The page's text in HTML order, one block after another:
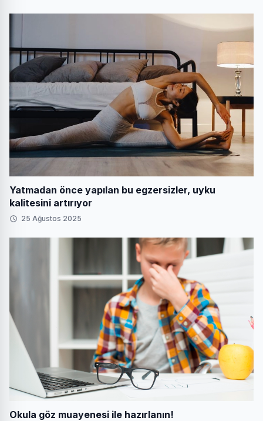
Yatmadan önce yapılan bu egzersizler, uyku
kalitesini artırıyor
25 Ağustos 2025
Okula göz muayenesi ile hazırlanın!